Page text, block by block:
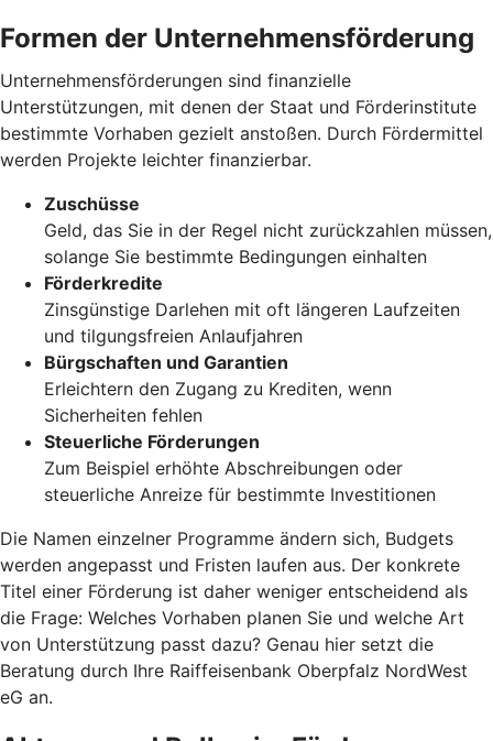
Formen der Unternehmensförderung
Unternehmensförderungen sind finanzielle
Unterstützungen, mit denen der Staat und Förderinstitute
bestimmte Vorhaben gezielt anstoßen. Durch Fördermittel
werden Projekte leichter finanzierbar.
Zuschüsse
Geld, das Sie in der Regel nicht zurückzahlen müssen,
solange Sie bestimmte Bedingungen einhalten
Förderkredite
Zinsgünstige Darlehen mit oft längeren Laufzeiten
und tilgungsfreien Anlaufjahren
Bürgschaften und Garantien
Erleichtern den Zugang zu Krediten, wenn
Sicherheiten fehlen
Steuerliche Förderungen
Zum Beispiel erhöhte Abschreibungen oder
steuerliche Anreize für bestimmte Investitionen
Die Namen einzelner Programme ändern sich, Budgets
werden angepasst und Fristen laufen aus. Der konkrete
Titel einer Förderung ist daher weniger entscheidend als
die Frage: Welches Vorhaben planen Sie und welche Art
von Unterstützung passt dazu? Genau hier setzt die
Beratung durch Ihre Raiffeisenbank Oberpfalz NordWest
eG an.